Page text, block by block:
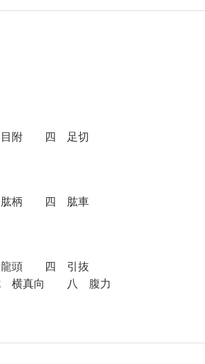
附 四 足切
柄 四 肱車
頭 四 引抜
真向 八 腹力